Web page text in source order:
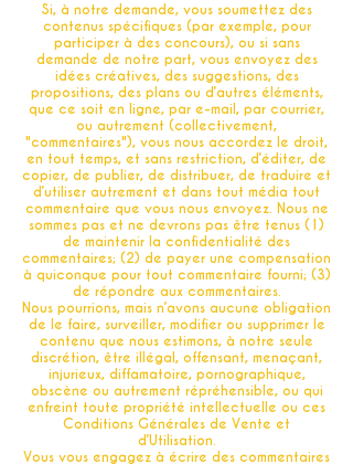
Si, à notre demande, vous soumettez des
contenus spécifiques (par exemple, pour
participer à des concours), ou si sans
demande de notre part, vous envoyez des
idées créatives, des suggestions, des
propositions, des plans ou d’autres éléments,
que ce soit en ligne, par e-mail, par courrier,
ou autrement (collectivement,
"commentaires"), vous nous accordez le droit,
en tout temps, et sans restriction, d’éditer, de
copier, de publier, de distribuer, de traduire et
d’utiliser autrement et dans tout média tout
commentaire que vous nous envoyez. Nous ne
sommes pas et ne devrons pas être tenus (1)
de maintenir la confidentialité des
commentaires; (2) de payer une compensation
à quiconque pour tout commentaire fourni; (3)
de répondre aux commentaires.
Nous pourrions, mais n’avons aucune obligation
de le faire, surveiller, modifier ou supprimer le
contenu que nous estimons, à notre seule
discrétion, être illégal, offensant, menaçant,
injurieux, diffamatoire, pornographique,
obscène ou autrement répréhensible, ou qui
enfreint toute propriété intellectuelle ou ces
Conditions Générales de Vente et
d’Utilisation.
Vous vous engagez à écrire des commentaires